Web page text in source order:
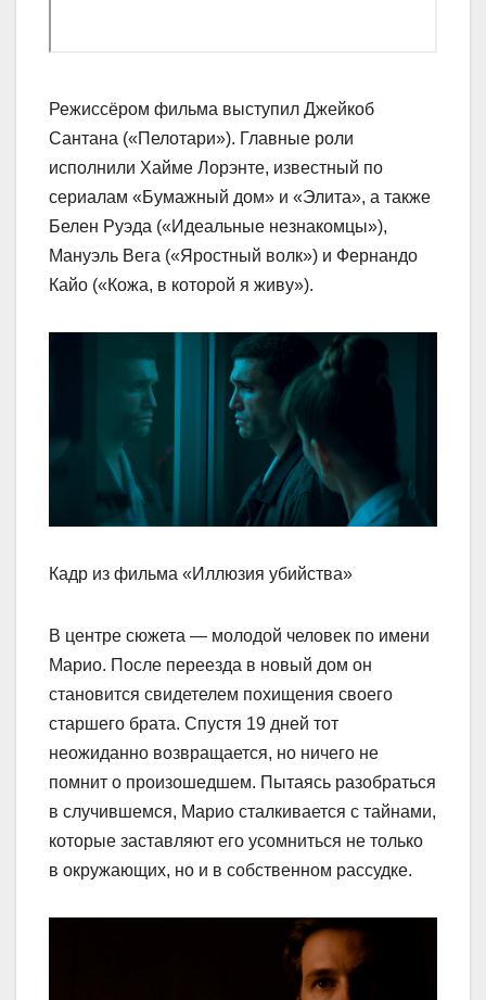
Режиссёром фильма выступил Джейкоб
Сантана («Пелотари»). Главные роли
исполнили Хайме Лорэнте, известный по
сериалам «Бумажный дом» и «Элита», а также
Белен Руэда («Идеальные незнакомцы»),
Мануэль Вега («Яростный волк») и Фернандо
Кайо («Кожа, в которой я живу»).
Кадр из фильма «Иллюзия убийства»
В центре сюжета — молодой человек по имени
Марио. После переезда в новый дом он
становится свидетелем похищения своего
старшего брата. Спустя 19 дней тот
неожиданно возвращается, но ничего не
помнит о произошедшем. Пытаясь разобраться
в случившемся, Марио сталкивается с тайнами,
которые заставляют его усомниться не только
в окружающих, но и в собственном рассудке.